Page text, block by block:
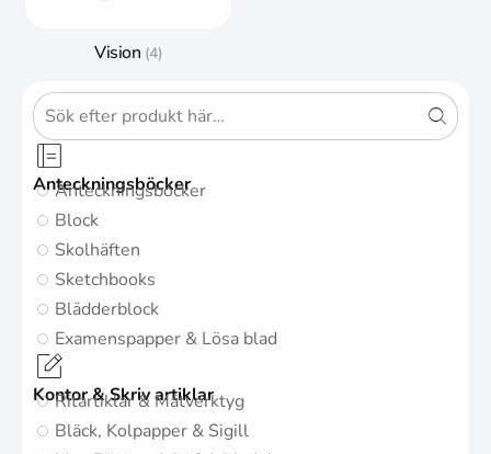
Anteckningsböcker
Anteckningsböcker
Block
Skolhäften
Sketchbooks
Blädderblock
Examenspapper & Lösa blad
Kontor & Skriv artiklar
Ritartiklar & Mätverktyg
Bläck, Kolpapper & Sigill
Vision (4)